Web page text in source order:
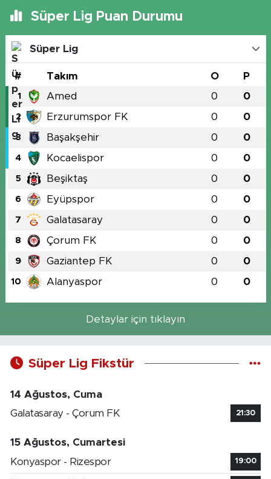
Süper Lig Puan Durumu
Süper Lig
# Takım O P
1 Amed 0 0
2 Erzurumspor FK 0 0
3 Başakşehir 0 0
4 Kocaelispor 0 0
5 Beşiktaş 0 0
6 Eyüpspor 0 0
7 Galatasaray 0 0
8 Çorum FK 0 0
9 Gaziantep FK 0 0
10 Alanyaspor 0 0
Detaylar için tıklayın
Süper Lig Fikstür
14 Ağustos, Cuma
Galatasaray - Çorum FK
21:30
15 Ağustos, Cumartesi
Konyaspor - Rizespor
19:00